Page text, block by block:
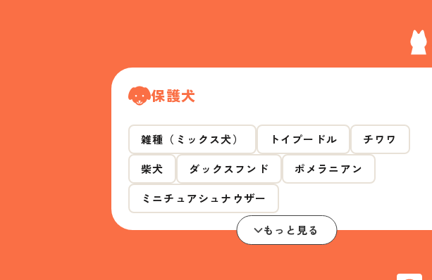
保護犬
雑種（ミックス犬） トイプードル
チワワ
柴犬
ダックスフンド
ポメラニアン
ミニチュアシュナウザー
もっと見る